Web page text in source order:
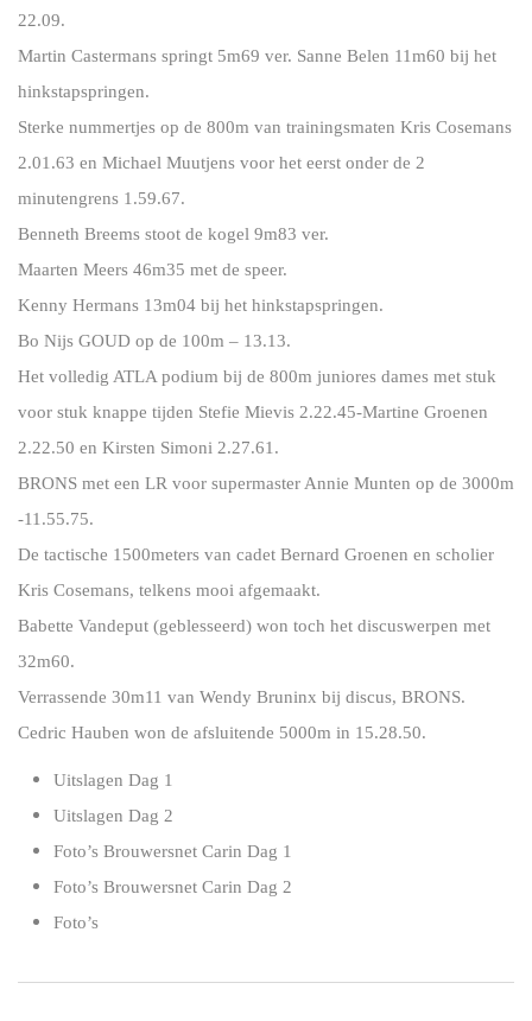
22.09.
Martin Castermans springt 5m69 ver. Sanne Belen 11m60 bij het
hinkstapspringen.
Sterke nummertjes op de 800m van trainingsmaten Kris Cosemans
2.01.63 en Michael Muutjens voor het eerst onder de 2
minutengrens 1.59.67.
Benneth Breems stoot de kogel 9m83 ver.
Maarten Meers 46m35 met de speer.
Kenny Hermans 13m04 bij het hinkstapspringen.
Bo Nijs GOUD op de 100m – 13.13.
Het volledig ATLA podium bij de 800m juniores dames met stuk
voor stuk knappe tijden Stefie Mievis 2.22.45-Martine Groenen
2.22.50 en Kirsten Simoni 2.27.61.
BRONS met een LR voor supermaster Annie Munten op de 3000m
-11.55.75.
De tactische 1500meters van cadet Bernard Groenen en scholier
Kris Cosemans, telkens mooi afgemaakt.
Babette Vandeput (geblesseerd) won toch het discuswerpen met
32m60.
Verrassende 30m11 van Wendy Bruninx bij discus, BRONS.
Cedric Hauben won de afsluitende 5000m in 15.28.50.
Uitslagen Dag 1
Uitslagen Dag 2
Foto’s Brouwersnet Carin Dag 1
Foto’s Brouwersnet Carin Dag 2
Foto’s